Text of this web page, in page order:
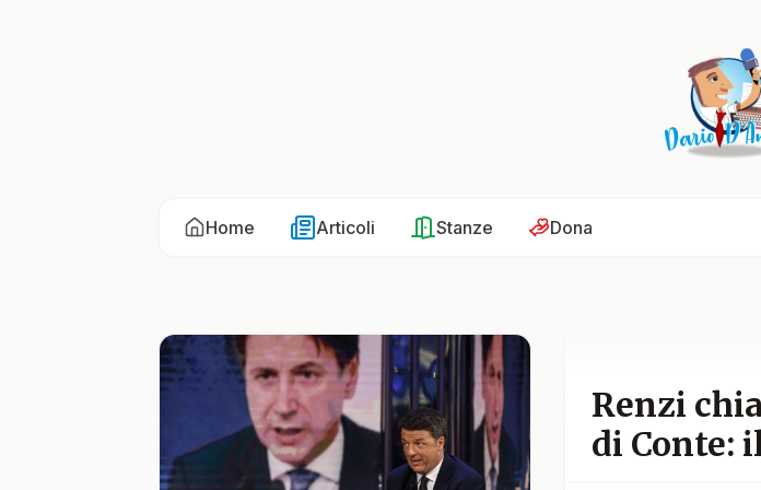
Home Articoli Stanze Dona
Renzi
di Conte: